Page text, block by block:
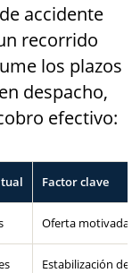
accidente
recorrido
los plazos
despacho,
efectivo:
Factor clave
Oferta motivada
Estabilización